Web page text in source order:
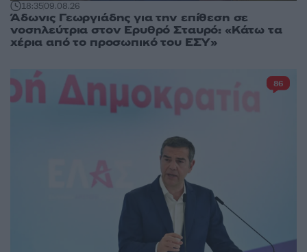
18:3509.08.26
Άδωνις Γεωργιάδης για την επίθεση σε
νοσηλεύτρια στον Ερυθρό Σταυρό: «Κάτω τα
χέρια από το προσωπικό του ΕΣΥ»
86